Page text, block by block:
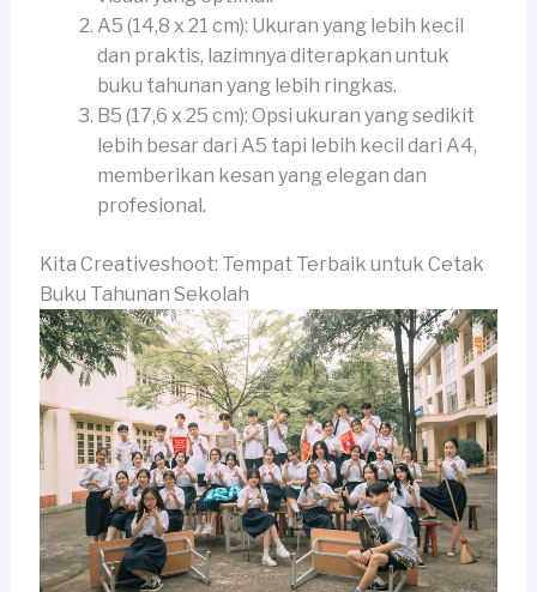
A5 (14,8 x 21 cm): Ukuran yang lebih kecil
dan praktis, lazimnya diterapkan untuk
buku tahunan yang lebih ringkas.
B5 (17,6 x 25 cm): Opsi ukuran yang sedikit
lebih besar dari A5 tapi lebih kecil dari A4,
memberikan kesan yang elegan dan
profesional.
Kita Creativeshoot: Tempat Terbaik untuk Cetak
Buku Tahunan Sekolah